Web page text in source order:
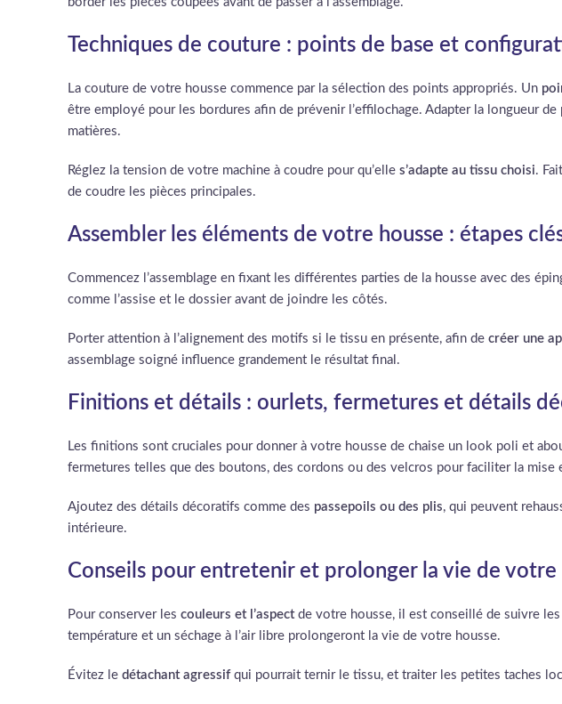
Techniques de couture : points de base et
La couture de votre housse commence par la sélection des points appropriés. Un
être employé pour les bordures afin de prévenir l’effilochage. Adapter la longueur
matières.
Réglez la tension de votre machine à coudre pour qu’elle s’adapte au tissu choisi.
de coudre les pièces principales.
Assembler les éléments de votre housse : étapes
Commencez l’assemblage en fixant les différentes parties de la housse avec des
comme l’assise et le dossier avant de joindre les côtés.
Porter attention à l’alignement des motifs si le tissu en présente, afin de créer une
assemblage soigné influence grandement le résultat final.
Finitions et détails : ourlets, fermetures et détails
Les finitions sont cruciales pour donner à votre housse de chaise un look poli et
fermetures telles que des boutons, des cordons ou des velcros pour faciliter la mise
Ajoutez des détails décoratifs comme des passepoils ou des plis, qui peuvent
intérieure.
Conseils pour entretenir et prolonger la vie de votre
Pour conserver les couleurs et l’aspectde votre housse, il est conseillé de suivre les
température et un séchage à l’air libre prolongeront la vie de votre housse.
Évitez le détachant agressifqui pourrait ternir le tissu, et traiter les petites taches